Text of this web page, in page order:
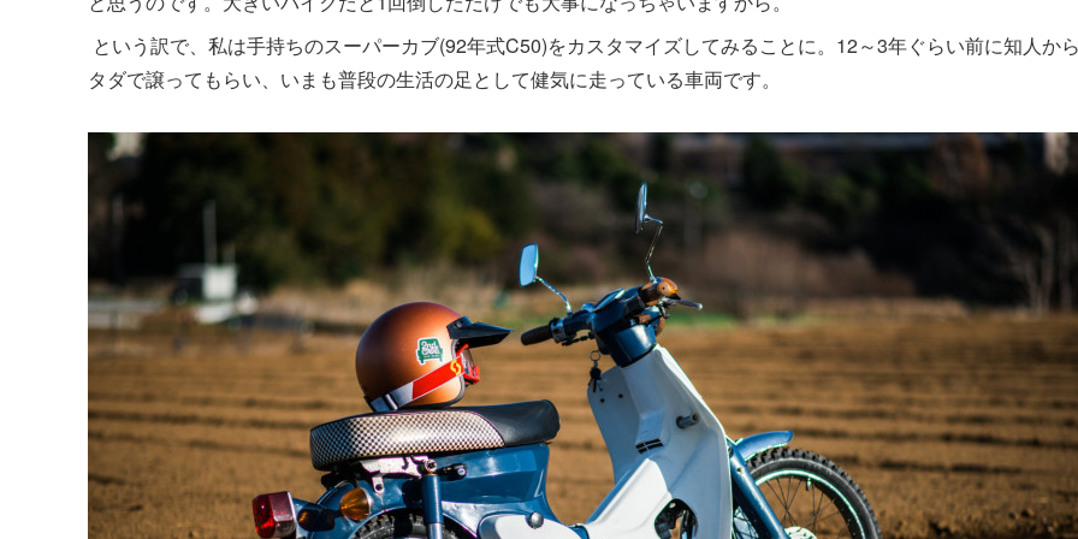
という訳で、私は手持ちのスーパーカブ(92年式C50)をカスタマイズしてみることに。12～3年ぐらい前に知人か
タダで譲ってもらい、いまも普段の生活の足として健気に走っている車両です。